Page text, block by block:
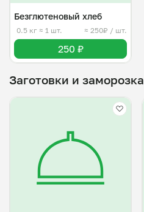
Безглютеновый хлеб
0.5 кг ≈ 1 шт. ≈ 250₽ / шт.
250 ₽
Заготовки и заморозка